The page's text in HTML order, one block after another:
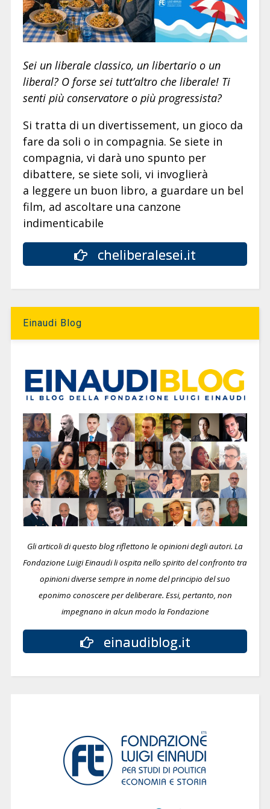
Sei un liberale classico, un libertario o un
liberal? O forse sei tutt’altro che liberale! Ti
senti più conservatore o più progressista?
Si tratta di un divertissement, un gioco da
fare da soli o in compagnia. Se siete in
compagnia, vi darà uno spunto per
dibattere, se siete soli, vi invoglierà
a leggere un buon libro, a guardare un bel
film, ad ascoltare una canzone
indimenticabile
cheliberalesei.it
Einaudi Blog
Gli articoli di questo blog riflettono le opinioni degli autori. La
Fondazione Luigi Einaudi li ospita nello spirito del confronto tra
opinioni diverse sempre in nome del principio del suo
eponimo conoscere per deliberare. Essi, pertanto, non
impegnano in alcun modo la Fondazione
einaudiblog.it